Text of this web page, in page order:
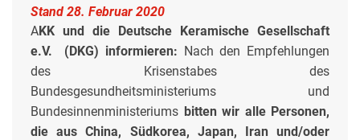
Stand 28. Februar 2020
AKK und die Deutsche Keramische Gesellschaft
e.V. (DKG) informieren: Nach den Empfehlungen
des Krisenstabes des
Bundesgesundheitsministeriums und
Bundesinnenministeriums bitten wir alle Personen,
die aus China, Südkorea, Japan, Iran und/oder